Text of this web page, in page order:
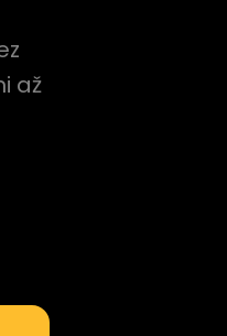
až